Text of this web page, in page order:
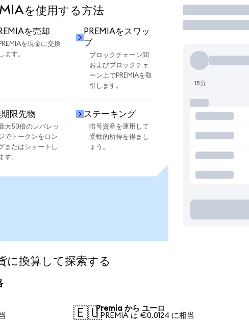
を使用する方法
を売却
を現金に交換
します。
PREMIAをスワッ
プ
ブロックチェーン間
およびブロックチェ
ーン上でPREMIAを取
引します。
限先物
大50倍のレバレッ
でトークンをロン
またはショートし
ます。
ステーキング
暗号資産を運用して
受動的所得を得まし
ょう。
取引
15分
換算して探索する
🇪🇺Premia から ユーロ
1 PREMIA は €0.0124 に相当